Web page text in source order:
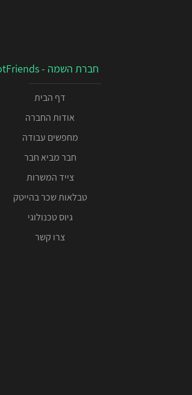
חברת השמה - GotFriends
דף הבית
אודות החברה
מחפשים עבודה
חבר מביא חבר
צייד המשרות
טבלאות שכר בהייטק
גיוס טכנולוגי
צרו קשר